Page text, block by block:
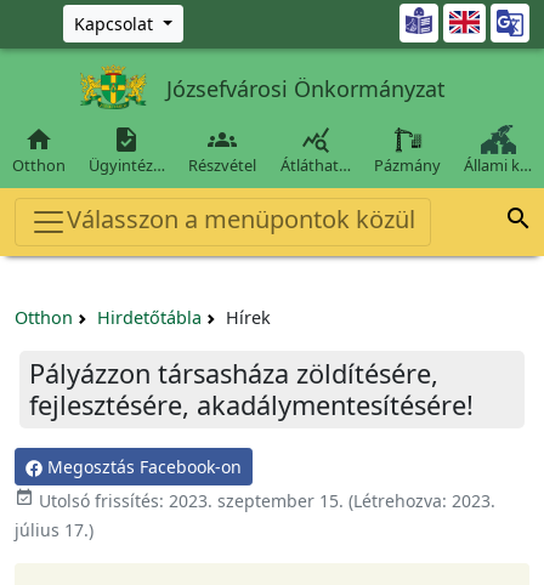
Ugrás a fő tartalomra
Kapcsolat 
Józsefvárosi Önkormányzat

Otthon

Ügyintéz…

Részvétel

Átláthat… Pázmány Állami k…
Válasszon a menüpontok közül 
Otthon Hirdetőtábla Hírek
Pályázzon társasháza zöldítésére,
fejlesztésére, akadálymentesítésére!
Megosztás Facebook-on
 Utolsó frissítés: 2023. szeptember 15. (Létrehozva: 2023.
július 17.)